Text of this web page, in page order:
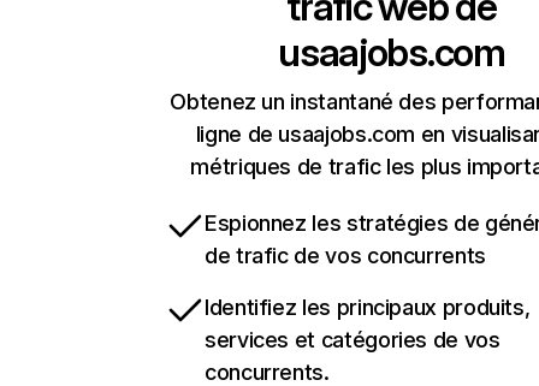
usaajobs.com
Obtenez un instantané des
ligne de usaajobs.com en
métriques de trafic les plus
Espionnez les stratégies de
de trafic de vos concurrents
Identifiez les principaux produits,
services et catégories de vos
concurrents.